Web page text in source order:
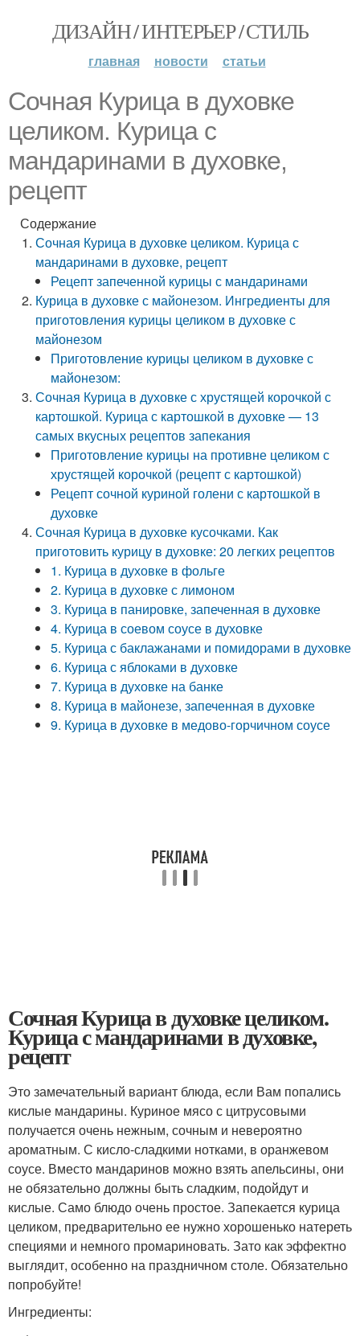
ДИЗАЙН / ИНТЕРЬЕР / СТИЛЬ
главная новости статьи
Сочная Курица в духовке
целиком. Курица с
мандаринами в духовке,
рецепт
Содержание
Сочная Курица в духовке целиком. Курица с
мандаринами в духовке, рецепт
Рецепт запеченной курицы с мандаринами
Курица в духовке с майонезом. Ингредиенты для
приготовления курицы целиком в духовке с
майонезом
Приготовление курицы целиком в духовке с
майонезом:
Сочная Курица в духовке с хрустящей корочкой с
картошкой. Курица с картошкой в духовке — 13
самых вкусных рецептов запекания
Приготовление курицы на противне целиком с
хрустящей корочкой (рецепт с картошкой)
Рецепт сочной куриной голени с картошкой в
духовке
Сочная Курица в духовке кусочками. Как
приготовить курицу в духовке: 20 легких рецептов
1. Курица в духовке в фольге
2. Курица в духовке с лимоном
3. Курица в панировке, запеченная в духовке
4. Курица в соевом соусе в духовке
5. Курица с баклажанами и помидорами в духовке
6. Курица с яблоками в духовке
7. Курица в духовке на банке
8. Курица в майонезе, запеченная в духовке
9. Курица в духовке в медово-горчичном соусе
Сочная Курица в духовке целиком.
Курица с мандаринами в духовке,
рецепт
Это замечательный вариант блюда, если Вам попались
кислые мандарины. Куриное мясо с цитрусовыми
получается очень нежным, сочным и невероятно
ароматным. С кисло-сладкими нотками, в оранжевом
соусе. Вместо мандаринов можно взять апельсины, они
не обязательно должны быть сладким, подойдут и
кислые. Само блюдо очень простое. Запекается курица
целиком, предварительно ее нужно хорошенько натереть
специями и немного промариновать. Зато как эффектно
выглядит, особенно на праздничном столе. Обязательно
попробуйте!
Ингредиенты: